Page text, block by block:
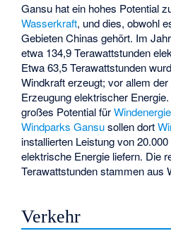
Gansu hat ein hohes Potential
Wasserkraft, und dies, obwohl
Gebieten Chinas gehört. Im
etwa 134,9 Terawattstunden
Etwa 63,5 Terawattstunden
Windkraft erzeugt; vor allem der
Erzeugung elektrischer
großes Potential fürWindenergie
Windparks Gansusollen dort
installierten Leistung von
elektrische Energie liefern. Die
Terawattstunden stammen aus
Verkehr